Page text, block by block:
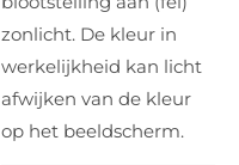
zonlicht. De kleur in
werkelijkheid kan licht
afwijken van de kleur
op het beeldscherm.